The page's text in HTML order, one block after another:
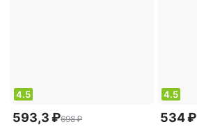
4.5
593,3 ₽698 ₽
4.5
534 ₽